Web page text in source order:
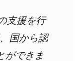
支援を行
国から認
ができま